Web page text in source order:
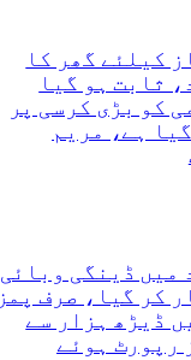
کیلئے گھر کا
ثابت ہو گیا
کو بڑی کرسی پر
ہے، مریم
میں ڈینگی وبائی
کر گیا، صرف پمز
ڈیڑھ ہزار سے
رپورٹ ہوئے